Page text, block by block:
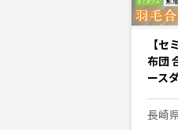
【セ
布団
ース
長崎